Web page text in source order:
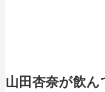
山田杏奈が飲